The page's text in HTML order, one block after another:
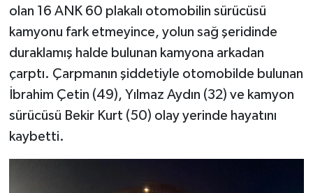
olan 16 ANK 60 plakalı otomobilin sürücüsü
kamyonu fark etmeyince, yolun sağ şeridinde
duraklamış halde bulunan kamyona arkadan
çarptı. Çarpmanın şiddetiyle otomobilde bulunan
İbrahim Çetin (49), Yılmaz Aydın (32) ve kamyon
sürücüsü Bekir Kurt (50) olay yerinde hayatını
kaybetti.